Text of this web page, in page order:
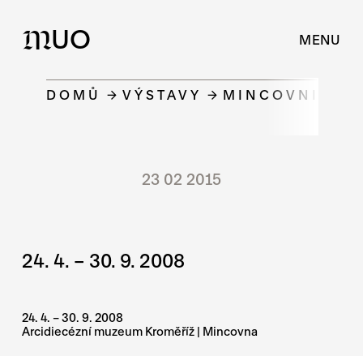
MUO MENU
DOMŮ VÝSTAVY
23 02 2015
24. 4. – 30. 9. 2008
24. 4. – 30. 9. 2008
Arcidiecézní muzeum Kroměříž | Mincovna